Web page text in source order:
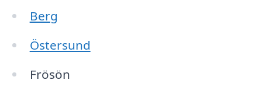
Berg
Östersund
Frösön